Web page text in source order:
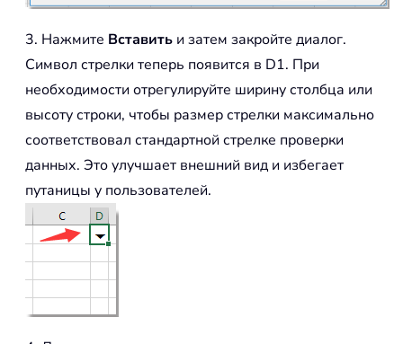
3. Нажмите Вставить и затем закройте диалог.
Символ стрелки теперь появится в D1. При
необходимости отрегулируйте ширину столбца или
высоту строки, чтобы размер стрелки максимально
соответствовал стандартной стрелке проверки
данных. Это улучшает внешний вид и избегает
путаницы у пользователей.